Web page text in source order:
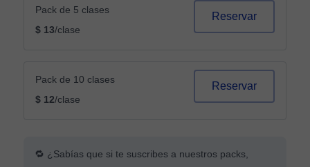
Pack de 5 clases
$ 13/clase
Reservar
Pack de 10 clases
$ 12/clase
Reservar
🔁 ¿Sabías que si te suscribes a nuestros packs,